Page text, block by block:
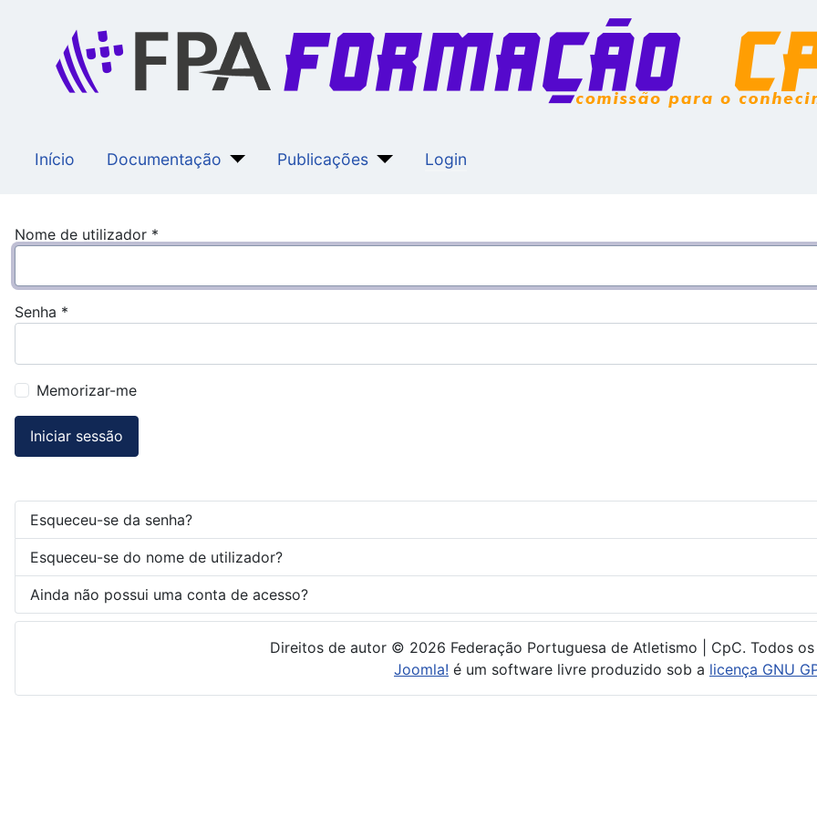
Início Documentação Publicações Login
Nome de utilizador *
Senha *
Memorizar-me
Iniciar sessão
Esqueceu-se da senha?
Esqueceu-se do nome de utilizador?
Ainda não possui uma conta de acesso?
Direitos de autor © 2026 Federação Portuguesa de Atletismo | CpC. Todos
Joomla! é um software livre produzido sob a licença GNU